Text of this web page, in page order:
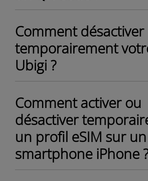
Comment désactiver
temporairement
Ubigi ?
Comment activer ou
désactiver
un profil eSIM sur un
smartphone iPhone